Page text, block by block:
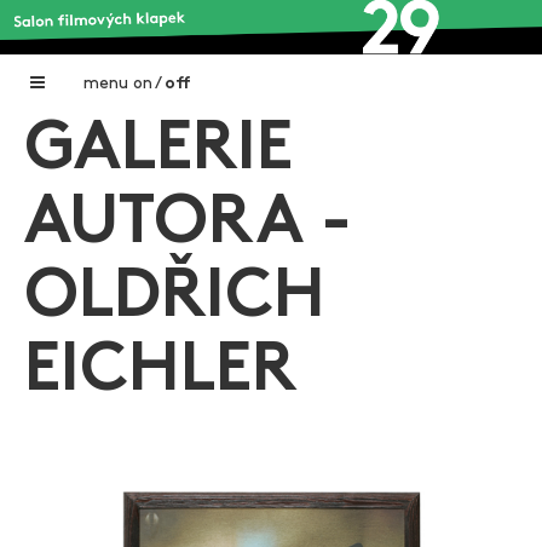
menu on / off
Home
Galerie filmových klapek
Autoři filmových klapek
O projektu
Aktuality
GALERIE
AUTORA -
OLDŘICH
EICHLER